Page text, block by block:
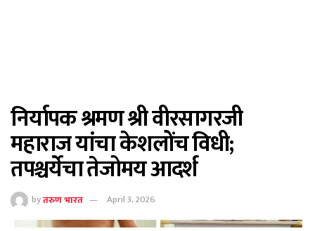
निर्यापक श्रमण श्री वीरसागरजी
महाराज यांचा केशलोंच विधी;
तपश्चर्येचा तेजोमय आदर्श
byतरुण भारत April 3, 2026